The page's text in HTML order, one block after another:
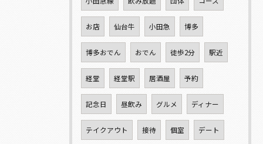
お店 仙台牛 小田急 博多
博多おでん おでん 徒歩2分 駅近
経堂 経堂駅 居酒屋 予約
記念日 昼飲み グルメ ディナー
テイクアウト 接待 個室 デート